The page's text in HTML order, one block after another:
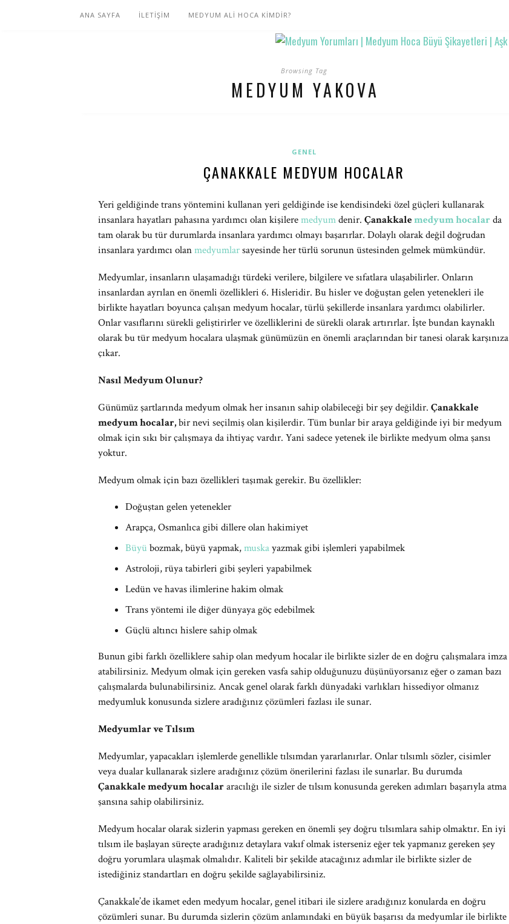
ANA SAYFA İLETİŞİM MEDYUM ALİ HOCA KİMDİR?
Browsing Tag
MEDYUM YAKOVA
GENEL
ÇANAKKALE MEDYUM HOCALAR
Yeri geldiğinde trans yöntemini kullanan yeri geldiğinde ise kendisindeki özel güçleri kullanarak
insanlara hayatları pahasına yardımcı olan kişileremedyumdenir. Çanakkalemedyum hocalarda
tam olarak bu tür durumlarda insanlara yardımcı olmayı başarırlar. Dolaylı olarak değil doğrudan
insanlara yardımcı olanmedyumlarsayesinde her türlü sorunun üstesinden gelmek mümkündür.
Medyumlar, insanların ulaşamadığı türdeki verilere, bilgilere ve sıfatlara ulaşabilirler. Onların
insanlardan ayrılan en önemli özellikleri 6. Hisleridir. Bu hisler ve doğuştan gelen yetenekleri ile
birlikte hayatları boyunca çalışan medyum hocalar, türlü şekillerde insanlara yardımcı olabilirler.
Onlar vasıflarını sürekli geliştirirler ve özelliklerini de sürekli olarak artırırlar. İşte bundan kaynaklı
olarak bu tür medyum hocalara ulaşmak günümüzün en önemli araçlarından bir tanesi olarak karşınıza
çıkar.
Nasıl Medyum Olunur?
Günümüz şartlarında medyum olmak her insanın sahip olabileceği bir şey değildir. Çanakkale
medyum hocalar,bir nevi seçilmiş olan kişilerdir. Tüm bunlar bir araya geldiğinde iyi bir medyum
olmak için sıkı bir çalışmaya da ihtiyaç vardır. Yani sadece yetenek ile birlikte medyum olma şansı
yoktur.
Medyum olmak için bazı özellikleri taşımak gerekir. Bu özellikler:
Doğuştan gelen yetenekler
Arapça, Osmanlıca gibi dillere olan hakimiyet
Büyü bozmak, büyü yapmak,muskayazmak gibi işlemleri yapabilmek
Astroloji, rüya tabirleri gibi şeyleri yapabilmek
Ledün ve havas ilimlerine hakim olmak
Trans yöntemi ile diğer dünyaya göç edebilmek
Güçlü altıncı hislere sahip olmak
Bunun gibi farklı özelliklere sahip olan medyum hocalar ile birlikte sizler de en doğru çalışmalara imza
atabilirsiniz. Medyum olmak için gereken vasfa sahip olduğunuzu düşünüyorsanız eğer o zaman bazı
çalışmalarda bulunabilirsiniz. Ancak genel olarak farklı dünyadaki varlıkları hissediyor olmanız
medyumluk konusunda sizlere aradığınız çözümleri fazlası ile sunar.
Medyumlar ve Tılsım
Medyumlar, yapacakları işlemlerde genellikle tılsımdan yararlanırlar. Onlar tılsımlı sözler, cisimler
veya dualar kullanarak sizlere aradığınız çözüm önerilerini fazlası ile sunarlar. Bu durumda
Çanakkale medyum hocalararacılığı ile sizler de tılsım konusunda gereken adımları başarıyla atma
şansına sahip olabilirsiniz.
Medyum hocalar olarak sizlerin yapması gereken en önemli şey doğru tılsımlara sahip olmaktır. En iyi
tılsım ile başlayan süreçte aradığınız detaylara vakıf olmak isterseniz eğer tek yapmanız gereken şey
doğru yorumlara ulaşmak olmalıdır. Kaliteli bir şekilde atacağınız adımlar ile birlikte sizler de
istediğiniz standartları en doğru şekilde sağlayabilirsiniz.
Çanakkale’de ikamet eden medyum hocalar, genel itibari ile sizlere aradığınız konularda en doğru
çözümleri sunar. Bu durumda sizlerin çözüm anlamındaki en büyük başarısı da medyumlar ile birlikte